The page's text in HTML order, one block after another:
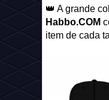
👑 A grande
Habbo.COM
item de cada